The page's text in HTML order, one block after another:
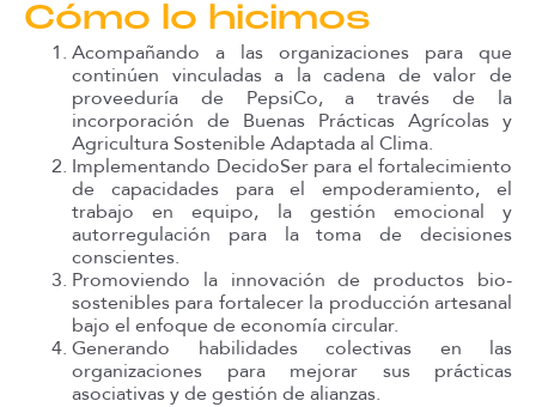
Cómo lo hicimos
Acompañando a las organizaciones para que
continúen vinculadas a la cadena de valor de
proveeduría de PepsiCo, a través de la
incorporación de Buenas Prácticas Agrícolas y
Agricultura Sostenible Adaptada al Clima.
Implementando DecidoSer para el fortalecimiento
de capacidades para el empoderamiento, el
trabajo en equipo, la gestión emocional y
autorregulación para la toma de decisiones
conscientes.
Promoviendo la innovación de productos bio-
sostenibles para fortalecer la producción artesanal
bajo el enfoque de economía circular.
Generando habilidades colectivas en las
organizaciones para mejorar sus prácticas
asociativas y de gestión de alianzas.